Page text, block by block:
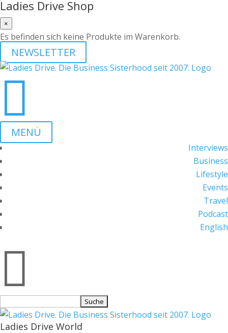
Ladies Drive Shop
×
Es befinden sich keine Produkte im Warenkorb.
NEWSLETTER

MENÜ
Interviews
Business
Lifestyle
Events
Travel
Podcast
English

nach:
Ladies Drive World